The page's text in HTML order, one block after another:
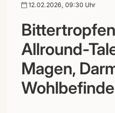
Allround-
Magen,
12.02.2026, 09:30 Uhr